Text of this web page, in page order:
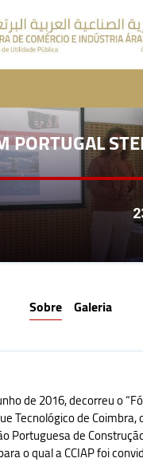
PORTUGAL
Sobre Galeria
de 2016, decorreu o
Tecnológico de
Portuguesa de
o qual a CCIAP foi